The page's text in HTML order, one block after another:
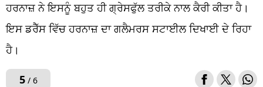
ਹਰਨਾਜ਼ ਨੇ ਇਸਨੂੰ ਬਹੁਤ ਹੀ ਗ੍ਰੇਸਫੁੱਲ ਤਰੀਕੇ ਨਾਲ ਕੈਰੀ ਕੀਤਾ ਹੈ।
ਇਸ ਡਰੈੱਸ ਵਿੱਚ ਹਰਨਾਜ਼ ਦਾ ਗਲੈਮਰਸ ਸਟਾਈਲ ਦਿਖਾਈ ਦੇ ਰਿਹਾ
ਹੈ।
5/ 6